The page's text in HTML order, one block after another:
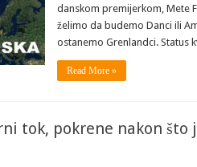
danskom premijerkom, Mete
želimo da budemo Danci ili
ostanemo Grenlandci. Status
Read More »
tok, pokrene nakon što